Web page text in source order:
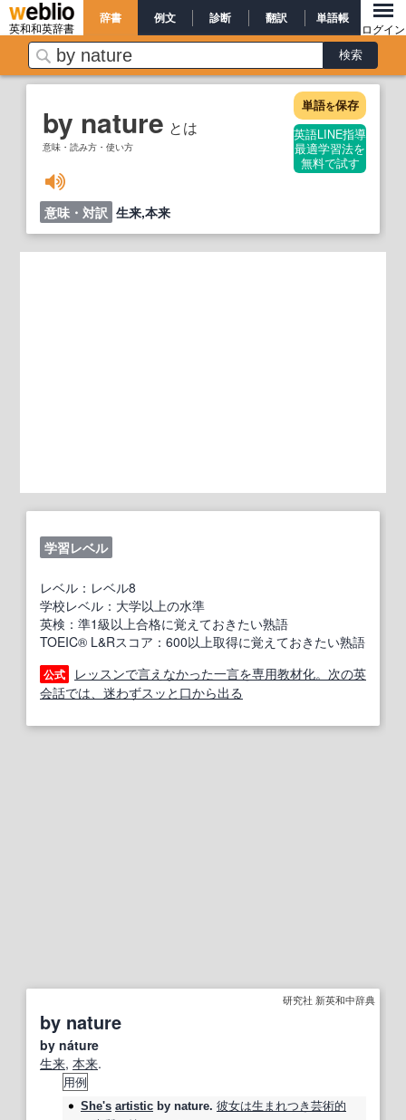
英和和英辞書
辞書 例文 診断 翻訳 単語帳
ログイン
by nature とは
意味・読み方・使い方
単語を保存
英語LINE指導
最適学習法を
無料で試す
意味・対訳 生来,本来
学習レベル
レベル：レベル8
学校レベル：大学以上の水準
英検：準1級以上合格に覚えておきたい熟語
TOEIC® L&Rスコア：600以上取得に覚えておきたい熟語
公式
レッスンで言えなかった一言を専用教材化。次の英
会話では、迷わずスッと口から出る
研究社 新英和中辞典
by nature
by náture
生来, 本来.
用例
She's artistic by nature. 彼女は生まれつき芸術的